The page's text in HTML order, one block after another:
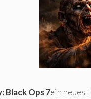
Black Ops 7ein neues